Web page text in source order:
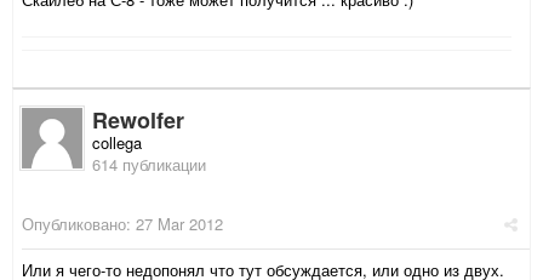
Rewolfer
collega
614 публикации
Опубликовано: 27 Mar 2012
Или я чего-то недопонял что тут обсуждается, или одно из двух.